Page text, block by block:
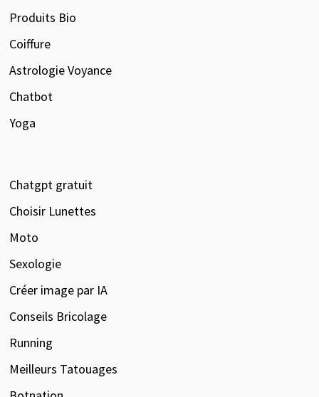
Produits Bio
Coiffure
Astrologie Voyance
Chatbot
Yoga
Chatgpt gratuit
Choisir Lunettes
Moto
Sexologie
Créer image par IA
Conseils Bricolage
Running
Meilleurs Tatouages